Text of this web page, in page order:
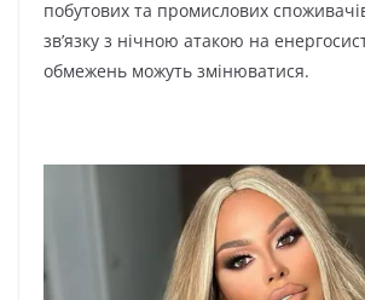
побутових та промислових
зв’язку з нічною атакою на
обмежень можуть змінюватися.